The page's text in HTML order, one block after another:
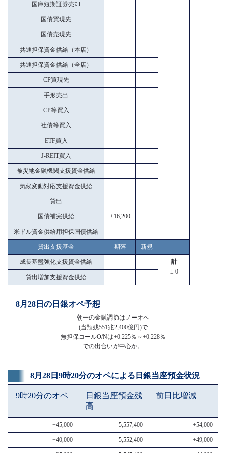
国庫短期証券売却
国債買現先
国債売現先
共通担保資金供給（本店）
共通担保資金供給（全店）
CP買現先
手形売出
CP等買入
社債等買入
ETF買入
J-REIT買入
被災地金融機関支援資金供給
気候変動対応支援資金供給
貸出
国債補完供給 +16,200
米ドル資金供給用担保国債供給
貸出支援基金 期落 新規
成長基盤強化支援資金供給
計
± 0
貸出増加支援資金供給
8月28日の日銀オペ予想
朝一の金融調節はノーオペ
(当預残551兆2,400億円)で
無担保コールO/Nは+0.225％～+0.228％
での出合いが中心か。
8月28日9時20分のオペによる日銀当座預金状況
9時20分のオペ
日銀当座預金残
高
前日比増減
+45,000 5,557,400 +54,000
+40,000 5,552,400 +49,000